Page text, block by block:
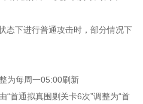
态下进行普通攻击时，部分情况下
为每周一05:00刷新
“首通拟真围剿关卡6次”调整为“首